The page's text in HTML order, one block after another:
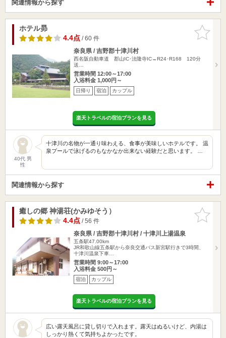
関連情報から探す
お気に入
りに追加
ホテル昴
4.4点/ 60 件
奈良県 / 吉野郡十津川村
西名阪自動車道 郡山IC･法隆寺IC→R24･R168 120分
送…
営業時間 12:00～17:00
入浴料金 1,000円～
日帰り 宿泊 カップル
楽天トラベルの宿泊プランを見る
40代 男
性
十津川の名物が一通り味わえる、食事が美味しいホテルです。 温
泉プールで泳げるのもなかなか出来ない経験だと思います。 …
関連情報から探す
お気に入
りに追加
癒しの郷 神湯荘(かみゆそう）
4.4点/ 56 件
奈良県 / 吉野郡十津川村 / 十津川上湯温泉
五条駅47.00km
JR和歌山線五条駅から奈良交通バス新宮駅行きで3時間、
十津川温泉下車…
営業時間 9:00～17:00
入浴料金 500円～
宿泊 カップル
楽天トラベルの宿泊プランを見る
広い露天風呂に貸し切りで入れます。露天はぬるいけど、内湯は
しっかり熱くて気持ちよかったです。